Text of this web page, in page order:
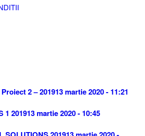
2 – 201913 martie 2020 - 11:21
1 201913 martie 2020 - 10:45